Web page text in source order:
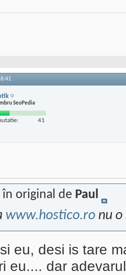
SeoPedia
41
în original de Paul
www.hostico.ro nu
eu, desi is tare
eu.... dar